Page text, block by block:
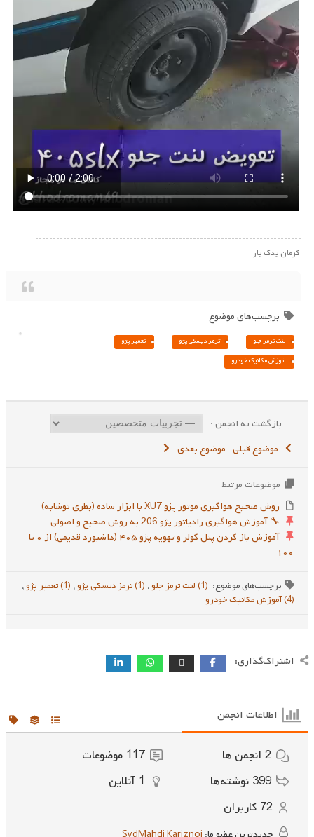
کرمان یدک یار
برچسب‌های موضوع
لنت ترمز جلو ترمز دیسکی پژو
تعمیر پژو
آموزش مکانیک خودرو
بازگشت به انجمن :
موضوع قبلی موضوع بعدی
موضوعات مرتبط
روش صحیح هواگیری موتور پژو XU7 با ابزار ساده (بطری نوشابه)
🔧 آموزش هواگیری رادیاتور پژو 206 به روش صحیح و اصولی
آموزش باز کردن پنل کولر و تهویه پژو ۴۰۵ (داشبورد قدیمی) از ۰ تا
۱۰۰
برچسب‌های موضوع: (1) لنت ترمز جلو , (1) ترمز دیسکی پژو , (1) تعمیر پژو
,
(4) آموزش مکانیک خودرو
اشتراک‌گذاری:
اطلاعات انجمن
2 انجمن ها 117 موضوعات
399 نوشته‌ها 1 آنلاین
72 کاربران